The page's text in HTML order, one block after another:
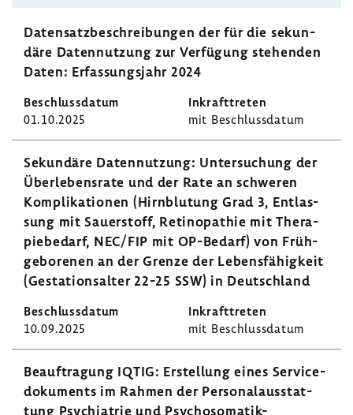
Daten­satz­be­schrei­bungen der für die sekun­
däre Daten­nut­zung zur Verfü­gung stehenden
Daten: Erfas­sungs­jahr 2024
01.10.2025 mit Beschluss­datum
Sekun­däre Daten­nut­zung: Unter­su­chung der
Über­le­bens­rate und der Rate an schweren
Kompli­ka­tionen (Hirn­blu­tung Grad 3, Entlas­
sung mit Sauer­stoff, Reti­no­pa­thie mit Thera­
pie­be­darf, NEC/FIP mit OP-​Bedarf) von Früh­
ge­bo­renen an der Grenze der Lebens­fä­hig­keit
(Gesta­ti­ons­alter 22-25 SSW) in Deutsch­land
10.09.2025 mit Beschluss­datum
Beauf­tra­gung IQTIG: Erstel­lung eines Servi­ce­
do­ku­ments im Rahmen der Perso­nal­aus­stat­
tung Psych­ia­trie und Psychosomatik-​